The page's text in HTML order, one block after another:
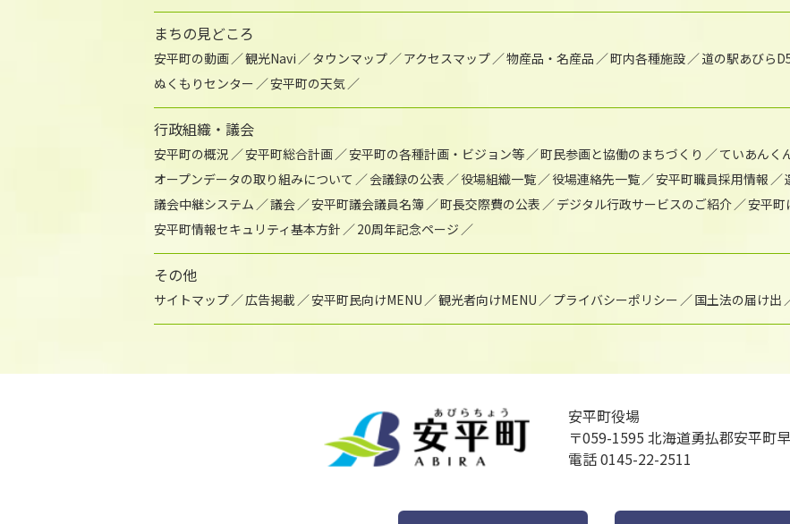
まちの見どころ
安平町の動画 観光Navi タウンマップ アクセスマップ 物産品・名産品 町内各種施設 道の駅あびら
ぬくもりセンター
安平町の天気
行政組織・議会
安平町の概況 安平町総合計画 安平町の各種計画・ビジョン等 町民参画と協働のまちづくり ていあんく
オープンデータの取り組みについて
会議録の公表 役場組織一覧 役場連絡先一覧 安平町職員採用情報
議会中継システム
議会 安平町議会議員名簿 町長交際費の公表 デジタル行政サービスのご紹介
安平町
安平町情報セキュリティ基本方針
20周年記念ページ
その他
サイトマップ 広告掲載 安平町民向けMENU 観光者向けMENU プライバシーポリシー 国土法の届け出
安平町役場
〒059-1595 北海道勇払郡安平町
電話 0145-22-2511